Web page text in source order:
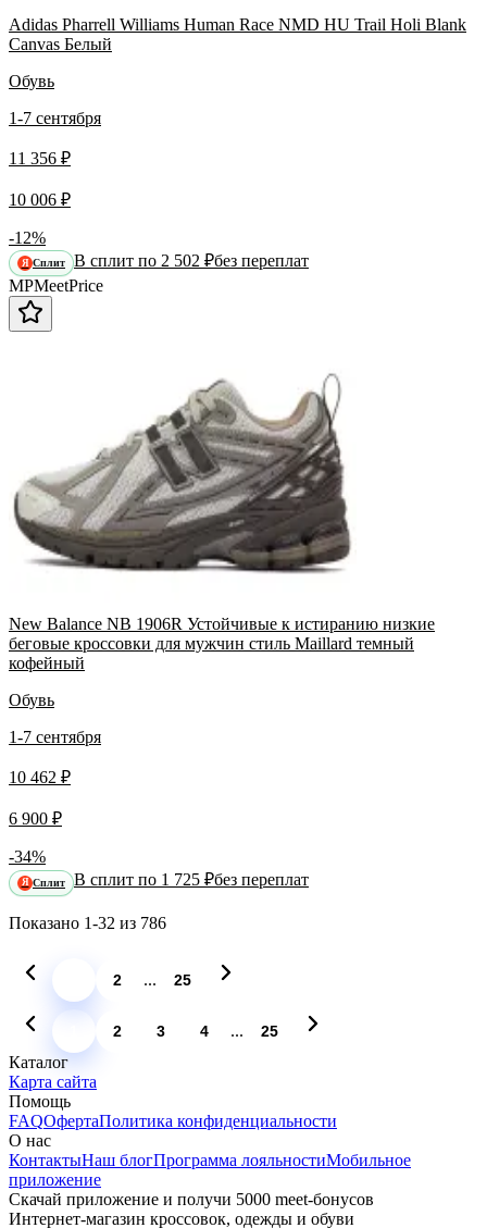
Adidas Pharrell Williams Human Race NMD HU Trail Holi Blank
Canvas Белый
Обувь
1-7 сентября
11 356 ₽
10 006 ₽
-12%
Я Сплит В сплит по 2 502 ₽без переплат
MPMeetPrice
New Balance NB 1906R Устойчивые к истиранию низкие
беговые кроссовки для мужчин стиль Maillard темный
кофейный
Обувь
1-7 сентября
10 462 ₽
6 900 ₽
-34%
Я Сплит В сплит по 1 725 ₽без переплат
Показано 1-32 из 786
2 ... 25
2 3 4 ... 25
Каталог
Карта сайта
Помощь
FAQОфертаПолитика конфиденциальности
О нас
КонтактыНаш блогПрограмма лояльностиМобильное
приложение
Скачай приложение и получи 5000 meet-бонусов
Интернет-магазин кроссовок, одежды и обуви